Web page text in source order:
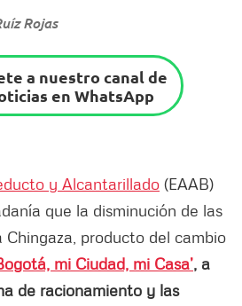
Rojas
a nuestro canal de
en WhatsApp
y Alcantarillado (EAAB)
que la disminución de las
Chingaza, producto del cambio
mi Ciudad, mi Casa’, a
de racionamiento y las